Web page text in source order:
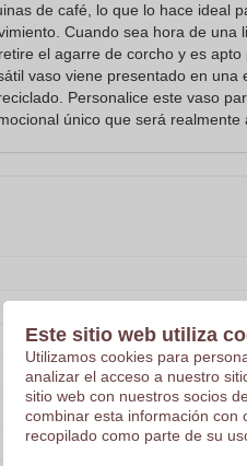
de café, lo que lo hace ideal
Cuando sea hora de una
el agarre de corcho y es apto
vaso viene presentado en una
Personalice este vaso
único que será realmente
Este sitio web utiliza
Utilizamos cookies para
analizar el acceso a nuestro
sitio web con nuestros socios
combinar esta información con
recopilado como parte de su